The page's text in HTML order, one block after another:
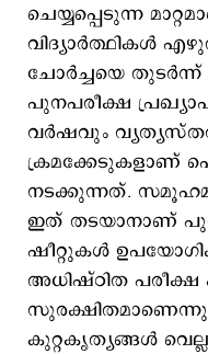
ചെയ്യപ്പെടുന്ന
വിദ്യാർത്ഥികൾ
ചോര്‍ച്ചയെ തുടര്‍ന്ന്
പുനപരീക്ഷ
വര്‍ഷവും
ക്രമക്കേടുകളാണ്
നടക്കുന്നത്.
ഇത് തടയാനാണ്
ഷീറ്റുകൾ
അധിഷ്ഠിത പരീക്ഷ
കുറ്റകൃത്യങ്ങൾ